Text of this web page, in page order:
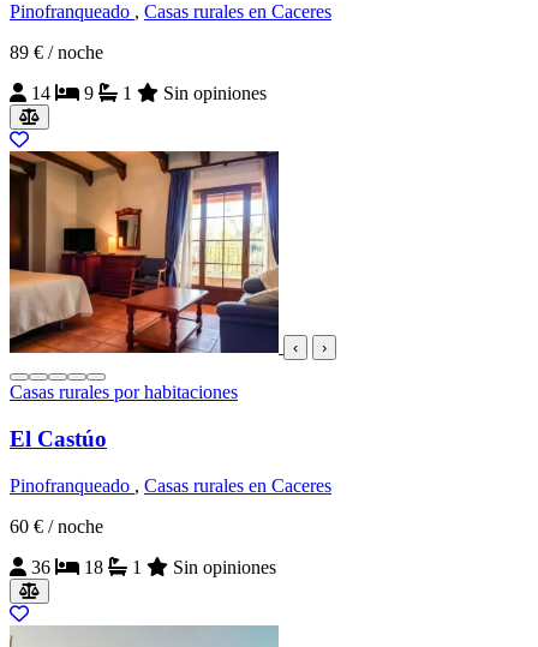
Pinofranqueado , Casas rurales en Caceres
89 € / noche
14
9 1 Sin opiniones
‹ ›
Casas rurales por habitaciones
El Castúo
Pinofranqueado , Casas rurales en Caceres
60 € / noche
36
18 1 Sin opiniones